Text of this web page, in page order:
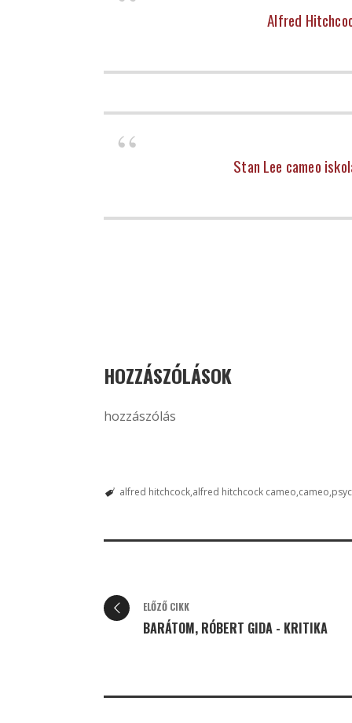
Alfred
Stan Lee cameo
HOZZÁSZÓLÁSOK
hozzászólás
alfred hitchcock alfred hitchcock cameo cameo
ELŐZŐ CIKK
BARÁTOM, RÓBERT GIDA - KRITIKA